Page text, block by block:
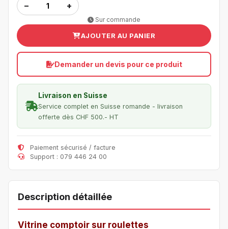
− +
Sur commande
AJOUTER AU PANIER
Demander un devis pour ce produit
Livraison en Suisse
Service complet en Suisse romande - livraison
offerte dès CHF 500.- HT
Paiement sécurisé / facture
Support : 079 446 24 00
Description détaillée
Vitrine comptoir sur roulettes